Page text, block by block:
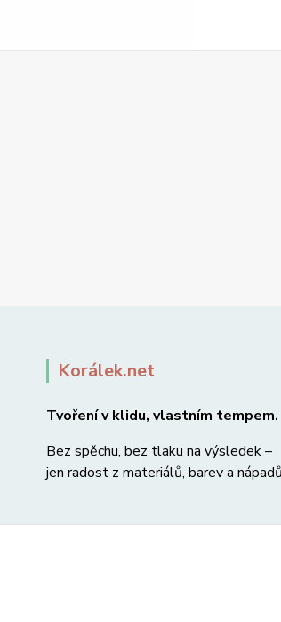
Korálek.net
Tvoření v klidu, vlastním tempem.
Bez spěchu, bez tlaku na výsledek –
jen radost z materiálů, barev a